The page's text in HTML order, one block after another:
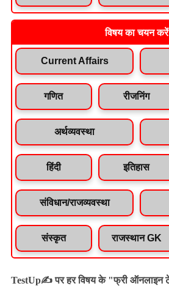
विषय का चयन करें
Current Affairs
गणित रीजनिंग
अर्थव्यवस्था
हिंदी इतिहास
संविधान/राजव्यवस्था
संस्कृत राजस्थान GK
TestUp✍️ पर हर विषय के "फ्री ऑनलाइन